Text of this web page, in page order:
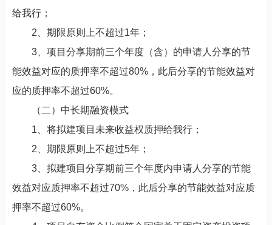
给我行；
2、期限原则上不超过1年；
3、项目分享期前三个年度（含）的申请人分享的节
能效益对应的质押率不超过80%，此后分享的节能效益对
应的质押率不超过60%。
（二）中长期融资模式
1、将拟建项目未来收益权质押给我行；
2、期限原则上不超过5年；
3、拟建项目分享期前三个年度内申请人分享的节能
效益对应质押率不超过70%，此后分享的节能效益对应质
押率不超过60%。